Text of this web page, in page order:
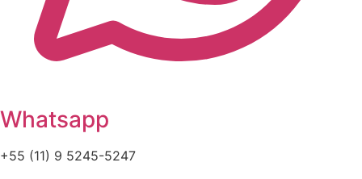
Whatsapp
+55 (11) 9 5245-5247